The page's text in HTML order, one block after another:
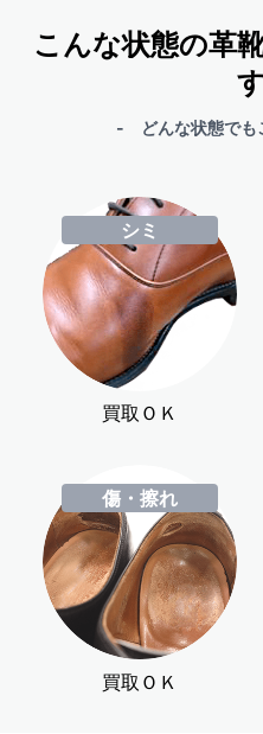
こんな状態の革
- どんな状態でも
シミ
買取ＯＫ
傷・擦れ
買取ＯＫ